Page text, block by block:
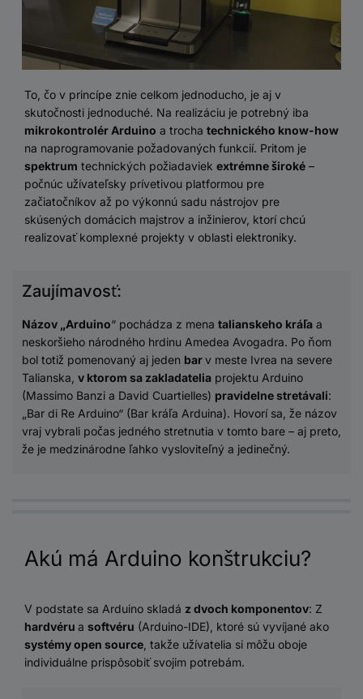
To, čo v princípe znie celkom jednoducho, je aj v
skutočnosti jednoduché. Na realizáciu je potrebný iba
mikrokontrolér Arduino a trocha technického know-how
na naprogramovanie požadovaných funkcií. Pritom je
spektrum technických požiadaviek extrémne široké –
počnúc užívateľsky prívetivou platformou pre
začiatočníkov až po výkonnú sadu nástrojov pre
skúsených domácich majstrov a inžinierov, ktorí chcú
realizovať komplexné projekty v oblasti elektroniky.
Zaujímavosť:
Názov „Arduino“ pochádza z mena talianskeho kráľa a
neskoršieho národného hrdinu Amedea Avogadra. Po ňom
bol totiž pomenovaný aj jeden barv meste Ivrea na severe
Talianska, v ktorom sa zakladatelia projektu Arduino
(Massimo Banzi a David Cuartielles) pravidelne stretávali:
„Bar di Re Arduino“ (Bar kráľa Arduina). Hovorí sa, že názov
vraj vybrali počas jedného stretnutia v tomto bare – aj preto,
že je medzinárodne ľahko vysloviteľný a jedinečný.
Akú má Arduino konštrukciu?
V podstate sa Arduino skladá z dvoch komponentov: Z
hardvéru a softvéru (Arduino-IDE), ktoré sú vyvíjané ako
systémy open source , takže užívatelia si môžu oboje
individuálne prispôsobiť svojim potrebám.